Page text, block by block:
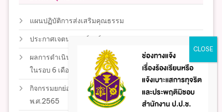
แผนปฏิบัติการส่งเสริมคุณธรรม
ประกาศเจตนารมณ์องค์กรคุณธรรม
ผลการดำเนินกิจกรรมตามแผนปฏิบัติการส่งเสริมคุณธรรม
ในรอบ 6 เดือน
กิจกรรมยกย่องบุคคลต้นแบบคุณธรรม จริยธรรม ประจำปี
พ.ศ.2565